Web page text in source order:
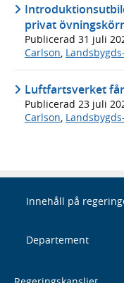
privat
Publicerad 31 juli
Carlson,
Luftfartsverket
Publicerad 23 juli
Carlson
Innehåll på
Departement